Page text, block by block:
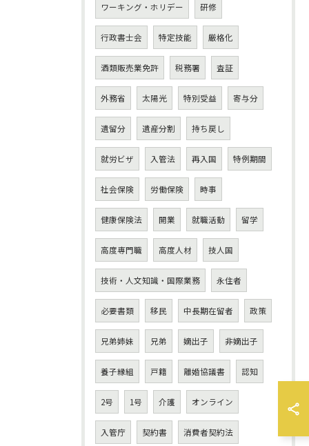
ワーキング・ホリデー 研修
行政書士会 特定技能 厳格化
酒類販売業免許 税務署 査証
外務省 太陽光 特別受益 寄与分
遺留分 遺産分割 持ち戻し
就労ビザ 入管法 再入国 特例期間
社会保険 労働保険 時事
健康保険法 開業 就職活動 留学
高度専門職 高度人材 技人国
技術・人文知識・国際業務 永住者
必要書類 移民 中長期在留者 政策
兄弟姉妹 兄弟 嫡出子 非嫡出子
養子縁組 戸籍 離婚協議書 認知
2号 1号 介護 オンライン
入管庁 契約書 消費者契約法